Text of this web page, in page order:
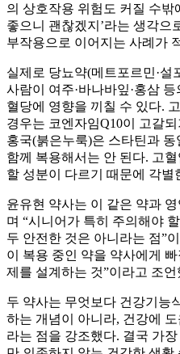
의 상호작용 위험도 커질 수밖
좋으니 괜찮겠지’라는 생각으
부작용으로 이어지는 사례가
실제로 당뇨약(메트포르민·설
사람이 여주·바나바잎·홍삼
혈당에 영향을 끼칠 수 있다.
경우는 코엔자임Q10이 고갈
홍국(붉은누룩)은 스타틴과
함께 복용해서는 안 된다. 고
할 성분이 다르기 때문에 각별
윤유현 약사는 이 같은 약과
며 “시니어가 특히 주의해야
두 안전한 것은 아니라는 점”
이 복용 중인 약을 약사에게
제를 설계하는 것”이라고 조언
두 약사는 무엇보다 건강기능
하는 개념이 아니라, 건강에
라는 점을 강조했다. 결국 가